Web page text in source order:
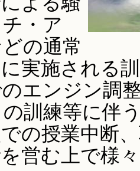
・ア
の通常
実施される
エンジン調
訓練等に伴
の授業中断
営む上で様